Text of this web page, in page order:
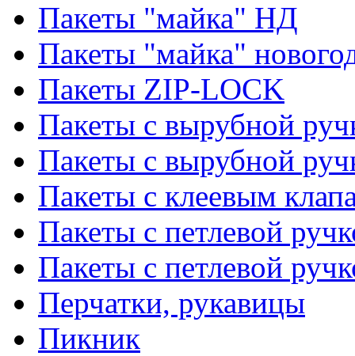
Пакеты "майка" НД
Пакеты "майка"
Пакеты ZIP-LOCK
Пакеты с вырубной
Пакеты с вырубной
Пакеты с клеевым
Пакеты с петлевой
Пакеты с петлевой
Перчатки, рукавицы
Пикник